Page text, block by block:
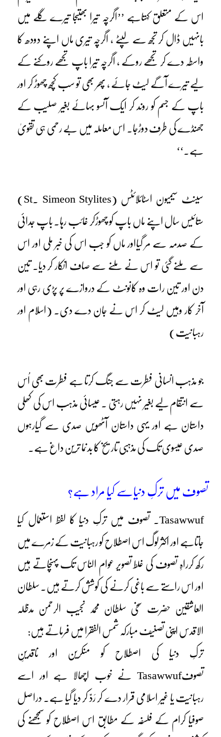
اس کے متعلق کہتاہے ’’اگرچہ تیرا بھتیجا تیرے گلے میں
بانہیں ڈال کر تجھ سے لپٹے ، اگرچہ تیری ماں اپنے دودھ کا
واسطہ دے کر تجھے روکے ، اگرچہ تیرا باپ تجھے روکنے کے
لیے تیرے آگے لیٹ جائے ، پھر بھی تو سب کچھ چھوڑ کر اور
باپ کے جسم کو روند کر ایک آنسو بہائے بغیر صلیب کے
جھنڈے کی طرف دوڑجا۔ اس معاملہ میں بے رحمی ہی تقویٰ
ہے۔‘‘
سینٹ سیمیون اسٹائلائٹس (St. Simeon Stylites)
ستائیس سال اپنے ماں باپ کو چھوڑکر غائب رہا۔ باپ جدائی
کے صدمہ سے مر گیااور ماں کو جب اس کی خبر ملی اور اس
سے ملنے گئی تو اس نے ملنے سے صاف انکار کر دیا۔ تین
دن اور تین رات وہ کانونٹ کے دروازے پر پڑی رہی اور
آخر کار وہیں لیٹ کر اس نے جان دے دی۔ (اسلام اور
رہبانیت)
جو مذہب انسانی فطرت سے جنگ کرتا ہے فطرت بھی اُس
سے انتقام لیے بغیر نہیں رہتی ۔ عیسائی مذہب اس کی کھلی
داستان ہے اور یہی داستان آٹھویں صدی سے گیارہوں
صدی عیسوی تک کی مذہبی تاریخ کا بدنما ترین داغ ہے۔
تصوف میں ترکِ دنیاسے کیا مراد ہے؟
Tasawwuf. تصوف میں ترکِ دنیا کا لفظ استعمال کیا
جاتاہے اور اکثر لوگ اس اصطلاح کو رہبانیت کے زمرے میں
رکھ کرراہِ تصوف کی غلط تصویر عوام الناس تک پہنچاتے ہیں
اور اس راستے سے باغی کرنے کی کوشش کرتے ہیں۔ سلطان
العاشقین حضرت سخی سلطان محمد نجیب الرحمن مدظلہ
الاقدس اپنی تصنیف مبارکہ شمس الفقرا میں فرماتے ہیں:
ترکِ دنیا کی اصطلاح کو منکرین اور ناقدینِ
تصوفTasawwuf نے خوب اچھالا ہے اور اسے
رہبانیت یا غیر اسلامی قرار دے کر رَدّ کر دیا گیا ہے۔ دراصل
صوفیا کرام کے فلسفہ کے مطابق اس اصطلاح کو سمجھنے کی